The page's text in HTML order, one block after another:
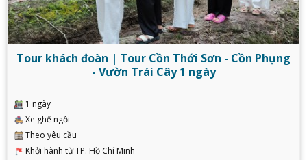
Tour khách đoàn | Tour Cồn Thới Sơn - Cồn Phụng
- Vườn Trái Cây 1 ngày
1 ngày
Xe ghế ngồi
Theo yêu cầu
Khởi hành từ TP. Hồ Chí Minh